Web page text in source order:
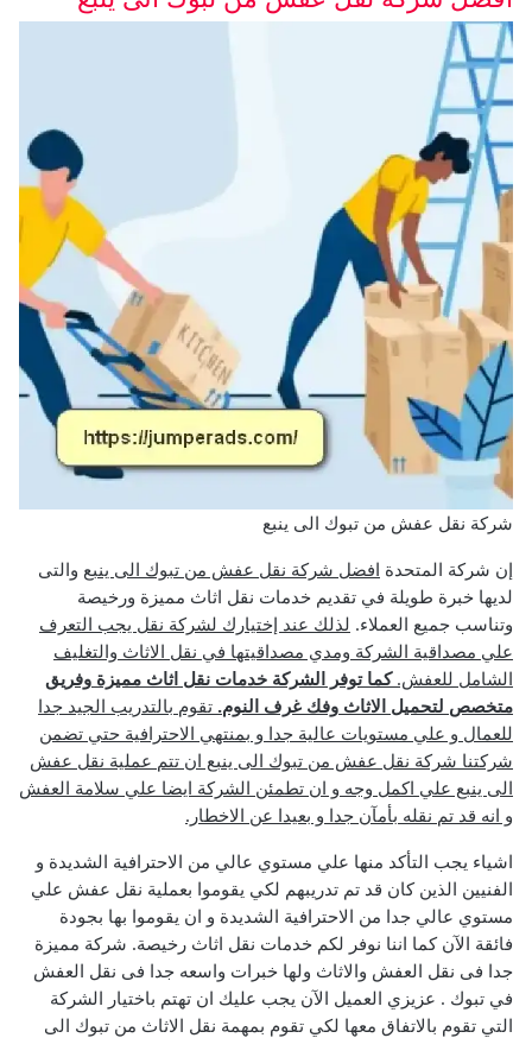
شركة نقل عفش من تبوك الى ينبع
إن شركة المتحدة افضل شركة نقل عفش من تبوك الى ينبع والتى
لديها خبرة طويلة في تقديم خدمات نقل اثاث مميزة ورخيصة
وتناسب جميع العملاء. لذلك عند إختيارك لشركة نقل يجب التعرف
علي مصداقية الشركة ومدي مصداقيتها في نقل الاثاث والتغليف
الشامل للعفش.كما توفر الشركة خدمات نقل اثاث مميزة وفريق
متخصص لتحميل الاثاث وفك غرف النوم. تقوم بالتدريب الجيد جدا
للعمال و علي مستويات عالية جدا و بمنتهي الاحترافية حتي تضمن
شركتنا شركة نقل عفش من تبوك الى ينبع ان تتم عملية نقل عفش
الى ينبع علي اكمل وجه و ان تطمئن الشركة ايضا علي سلامة العفش
و انه قد تم نقله بأمآن جدا و بعيدا عن الاخطار.
اشياء يجب التأكد منها علي مستوي عالي من الاحترافية الشديدة و
الفنيين الذين كان قد تم تدريبهم لكي يقوموا بعملية نقل عفش علي
مستوي عالي جدا من الاحترافية الشديدة و ان يقوموا بها بجودة
فائقة الآن كما اننا نوفر لكم خدمات نقل اثاث رخيصة. شركة مميزة
جدا فى نقل العفش والاثاث ولها خبرات واسعه جدا فى نقل العفش
في تبوك . عزيزي العميل الآن يجب عليك ان تهتم باختيار الشركة
التي تقوم بالاتفاق معها لكي تقوم بمهمة نقل الاثاث من تبوك الى